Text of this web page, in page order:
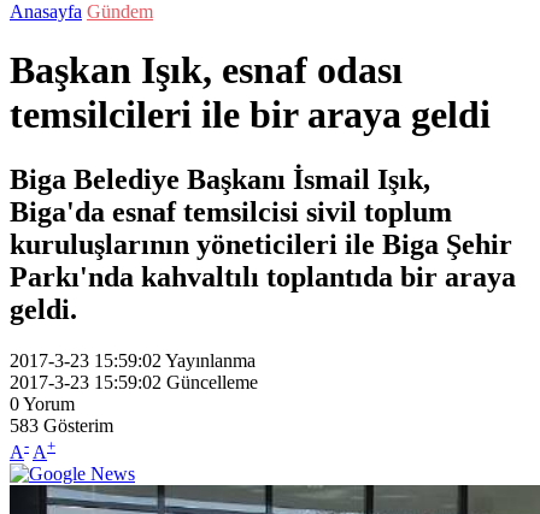
Anasayfa Gündem
Başkan Işık, esnaf odası
temsilcileri ile bir araya geldi
Biga Belediye Başkanı İsmail Işık,
Biga'da esnaf temsilcisi sivil toplum
kuruluşlarının yöneticileri ile Biga Şehir
Parkı'nda kahvaltılı toplantıda bir araya
geldi.
2017-3-23 15:59:02 Yayınlanma
2017-3-23 15:59:02 Güncelleme
0Yorum
583 Gösterim
A- A+